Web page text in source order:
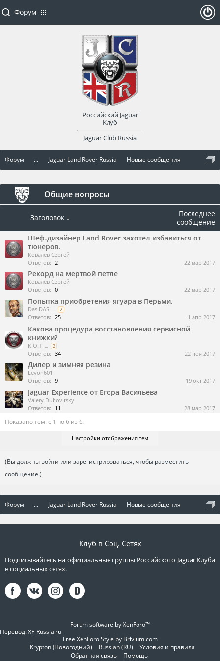
Форум ... Jaguar Land Rover Russia Новые сообщения
Общие вопросы
Заголовок ↓
Последнее
сообщение
Шеф-дизайнер Land Rover захотел избавиться от
тюнеров.
Ковалев Сергей
Ответов: 2 22 мар 2017
Рекорд на мертвой петле
Ковалев Сергей
Ответов: 0 22 мар 2017
Попытка приобретения ягуара в Перьми.
Das DAS ... 2
Ответов: 25 1 апр 2017
Какова процедура восстановления сервисной
книжки?
K.O.T ... 2
Ответов: 34 22 ноя 2017
Дилер и зимняя резина
Levon601
Ответов: 9 19 окт 2017
Jaguar Experience от Егора Васильева
Valery Dubovitsky
Ответов:
11 28 мар 2017
Показано тем: с 1 по 6 из 6.
Настройки отображения тем
(Вы должны войти или зарегистрироваться, чтобы разместить
сообщение.)
Форум ... Jaguar Land Rover Russia Новые сообщения
Форум
Российский Jaguar
Клуб
Jaguar Club Russia
оват
Клуб в Соц. Сетях
Подписывайтесь на официальные группы Российского Jaguar Клуба
в социальных сетях.
Forum software by XenForo™
Перевод:XF-Russia.ru
Free XenForo Style by Brivium.com
Krypton (Новогодний)
Russian (RU)
Условия и правила
Обратная связь
Помощь